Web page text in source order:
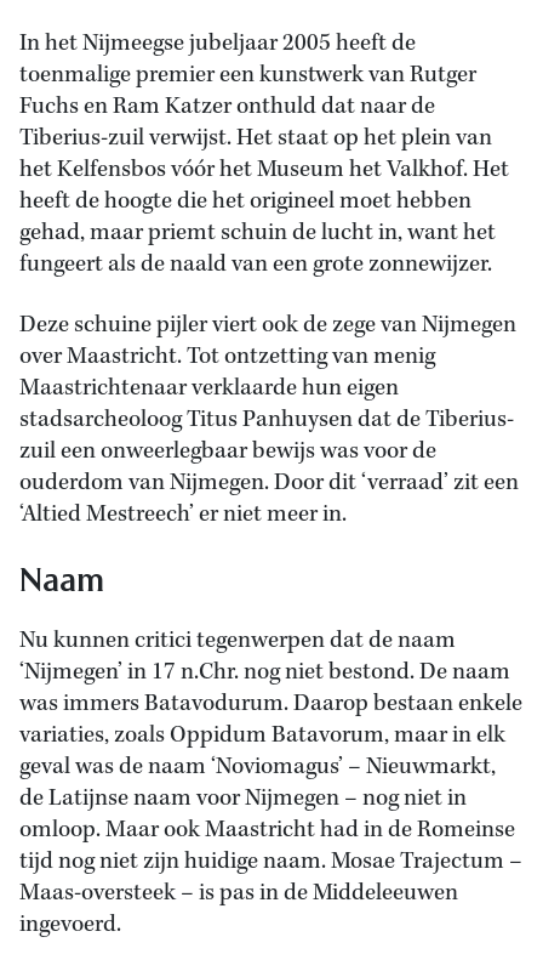
In het Nijmeegse jubeljaar 2005 heeft de
toenmalige premier een kunstwerk van Rutger
Fuchs en Ram Katzer onthuld dat naar de
Tiberius-zuil verwijst. Het staat op het plein van
het Kelfensbos vóór het Museum het Valkhof. Het
heeft de hoogte die het origineel moet hebben
gehad, maar priemt schuin de lucht in, want het
fungeert als de naald van een grote zonnewijzer.
Deze schuine pijler viert ook de zege van Nijmegen
over Maastricht. Tot ontzetting van menig
Maastrichtenaar verklaarde hun eigen
stadsarcheoloog Titus Panhuysen dat de Tiberius-
zuil een onweerlegbaar bewijs was voor de
ouderdom van Nijmegen. Door dit ‘verraad’ zit een
‘Altied Mestreech’ er niet meer in.
Naam
Nu kunnen critici tegenwerpen dat de naam
‘Nijmegen’ in 17 n.Chr. nog niet bestond. De naam
was immers Batavodurum. Daarop bestaan enkele
variaties, zoals Oppidum Batavorum, maar in elk
geval was de naam ‘Noviomagus’ – Nieuwmarkt,
de Latijnse naam voor Nijmegen – nog niet in
omloop. Maar ook Maastricht had in de Romeinse
tijd nog niet zijn huidige naam. Mosae Trajectum –
Maas-oversteek – is pas in de Middeleeuwen
ingevoerd.